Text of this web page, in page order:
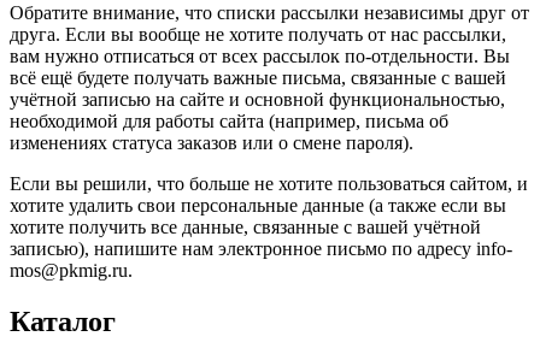
Обратите внимание, что списки рассылки независимы друг от
друга. Если вы вообще не хотите получать от нас рассылки,
вам нужно отписаться от всех рассылок по-отдельности. Вы
всё ещё будете получать важные письма, связанные с вашей
учётной записью на сайте и основной функциональностью,
необходимой для работы сайта (например, письма об
изменениях статуса заказов или о смене пароля).
Если вы решили, что больше не хотите пользоваться сайтом, и
хотите удалить свои персональные данные (а также если вы
хотите получить все данные, связанные с вашей учётной
записью), напишите нам электронное письмо по адресу info-
mos@pkmig.ru.
Каталог